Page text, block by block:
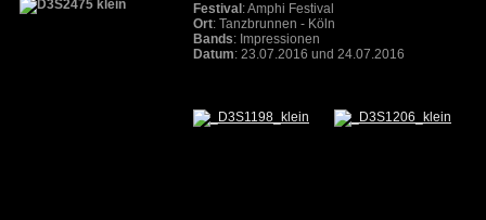
Festival : Amphi Festival
Ort: Tanzbrunnen - Köln
Bands: Impressionen
Datum: 23.07.2016 und 24.07.2016